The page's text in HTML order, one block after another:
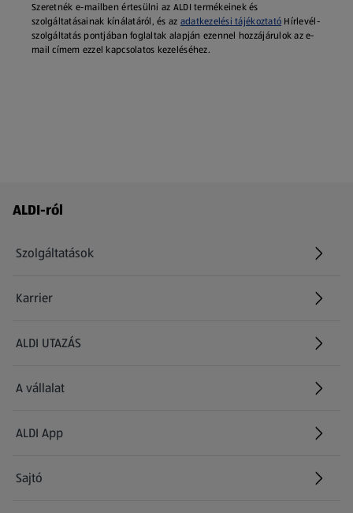
Szeretnék e-mailben értesülni az ALDI termékeinek és
szolgáltatásainak kínálatáról, és az adatkezelési tájékoztató Hírlevél-
szolgáltatás pontjában foglaltak alapján ezennel hozzájárulok az e-
mail címem ezzel kapcsolatos kezeléséhez.
Láblécmenü - további linkek
ALDI-ról
Szolgáltatások
Karrier
(új oldalon nyílik meg)
ALDI UTAZÁS
(új oldalon nyílik meg)
A vállalat
ALDI App
Sajtó